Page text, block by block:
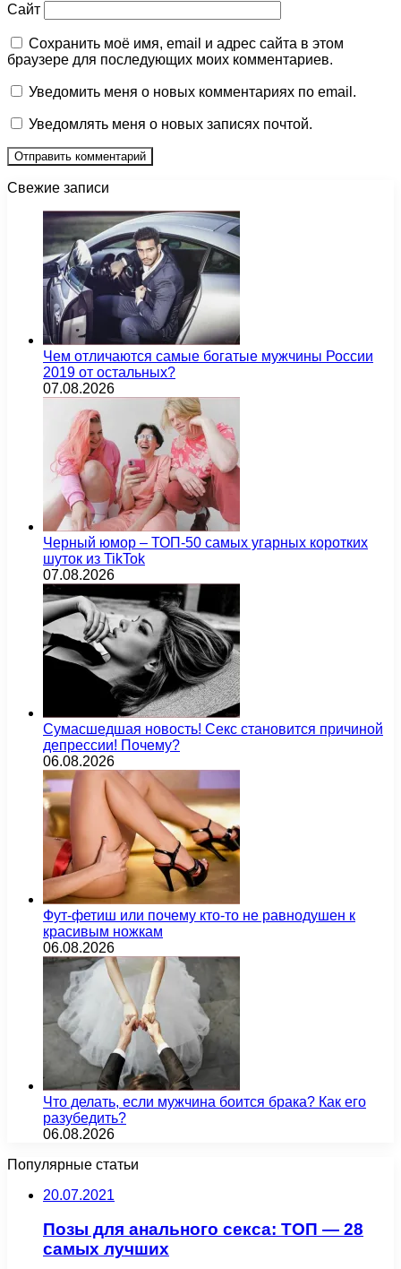
Сайт
Сохранить моё имя, email и адрес сайта в этом
браузере для последующих моих комментариев.
Уведомить меня о новых комментариях по email.
Уведомлять меня о новых записях почтой.
Свежие записи
Чем отличаются самые богатые мужчины России
2019 от остальных?
07.08.2026
Черный юмор – ТОП-50 самых угарных коротких
шуток из TikTok
07.08.2026
Сумасшедшая новость! Секс становится причиной
депрессии! Почему?
06.08.2026
Фут-фетиш или почему кто-то не равнодушен к
красивым ножкам
06.08.2026
Что делать, если мужчина боится брака? Как его
разубедить?
06.08.2026
Популярные статьи
20.07.2021
Позы для анального секса: ТОП — 28
самых лучших